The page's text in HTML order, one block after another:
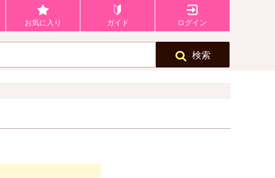
お気に入り ガイド ログイン
検索